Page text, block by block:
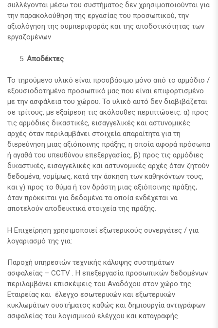
συλλέγονται μέσω του συστήματος δεν χρησιμοποιούνται για
την παρακολούθηση της εργασίας του προσωπικού, την
αξιολόγηση της συμπεριφοράς και της αποδοτικότητας των
εργαζομένων
Αποδέκτες
Το τηρούμενο υλικό είναι προσβάσιμο μόνο από το αρμόδιο /
εξουσιοδοτημένο προσωπικό μας που είναι επιφορτισμένο
με την ασφάλεια του χώρου. Το υλικό αυτό δεν διαβιβάζεται
σε τρίτους, με εξαίρεση τις ακόλουθες περιπτώσεις: α) προς
τις αρμόδιες δικαστικές, εισαγγελικές και αστυνομικές
αρχές όταν περιλαμβάνει στοιχεία απαραίτητα για τη
διερεύνηση μιας αξιόποινης πράξης, η οποία αφορά πρόσωπα
ή αγαθά του υπευθύνου επεξεργασίας, β) προς τις αρμόδιες
δικαστικές, εισαγγελικές και αστυνομικές αρχές όταν ζητούν
δεδομένα, νομίμως, κατά την άσκηση των καθηκόντων τους,
και γ) προς το θύμα ή τον δράστη μιας αξιόποινης πράξης,
όταν πρόκειται για δεδομένα τα οποία ενδέχεται να
αποτελούν αποδεικτικά στοιχεία της πράξης.
Η Επιχείρηση χρησιμοποιεί εξωτερικούς συνεργάτες / για
λογαριασμό της για:
Παροχή υπηρεσιών τεχνικής κάλυψης συστημάτων
ασφαλείας – CCTV . H επεξεργασία προσωπικών δεδομένων
περιλαμβάνει επισκέψεις του Αναδόχου στον χώρο της
Εταιρείας και έλεγχο εσωτερικών και εξωτερικών
κυκλωμάτων συστήματος καθώς και δημιουργία αντιγράφων
ασφαλείας του λογισμικού ελέγχου και καταγραφής.